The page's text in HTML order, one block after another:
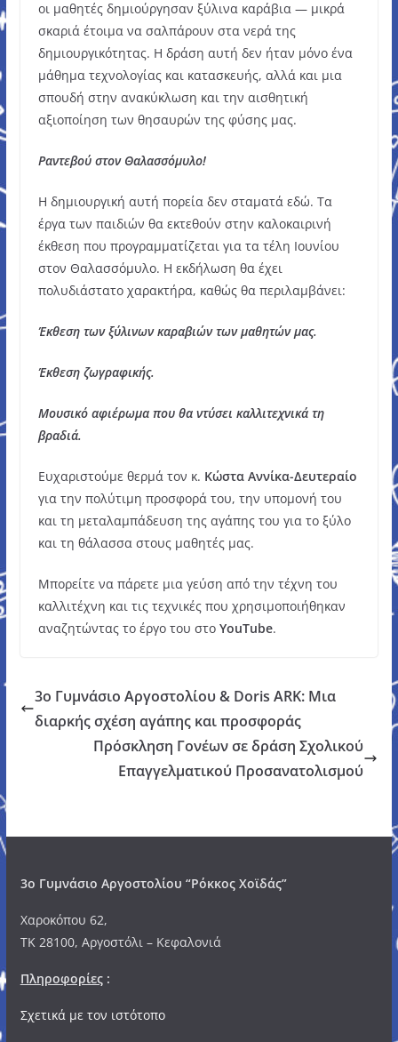
οι μαθητές δημιούργησαν ξύλινα καράβια — μικρά
σκαριά έτοιμα να σαλπάρουν στα νερά της
δημιουργικότητας. Η δράση αυτή δεν ήταν μόνο ένα
μάθημα τεχνολογίας και κατασκευής, αλλά και μια
σπουδή στην ανακύκλωση και την αισθητική
αξιοποίηση των θησαυρών της φύσης μας.
Ραντεβού στον Θαλασσόμυλο!
Η δημιουργική αυτή πορεία δεν σταματά εδώ. Τα
έργα των παιδιών θα εκτεθούν στην καλοκαιρινή
έκθεση που προγραμματίζεται για τα τέλη Ιουνίου
στον Θαλασσόμυλο. Η εκδήλωση θα έχει
πολυδιάστατο χαρακτήρα, καθώς θα περιλαμβάνει:
Έκθεση των ξύλινων καραβιών των μαθητών μας.
Έκθεση ζωγραφικής.
Μουσικό αφιέρωμα που θα ντύσει καλλιτεχνικά τη
βραδιά.
Ευχαριστούμε θερμά τον κ. Κώστα Αννίκα-Δευτεραίο
για την πολύτιμη προσφορά του, την υπομονή του
και τη μεταλαμπάδευση της αγάπης του για το ξύλο
και τη θάλασσα στους μαθητές μας.
Μπορείτε να πάρετε μια γεύση από την τέχνη του
καλλιτέχνη και τις τεχνικές που χρησιμοποιήθηκαν
αναζητώντας το έργο του στο YouTube.
3ο Γυμνάσιο Αργοστολίου & Doris ARK: Μια
διαρκής σχέση αγάπης και προσφοράς
Πρόσκληση Γονέων σε δράση Σχολικού
Επαγγελματικού Προσανατολισμού
3o Γυμνάσιο Αργοστολίου “Ρόκκος Χοϊδάς”
Χαροκόπου 62,
ΤΚ 28100, Αργοστόλι – Κεφαλονιά
Πληροφορίες:
Σχετικά με τον ιστότοπο